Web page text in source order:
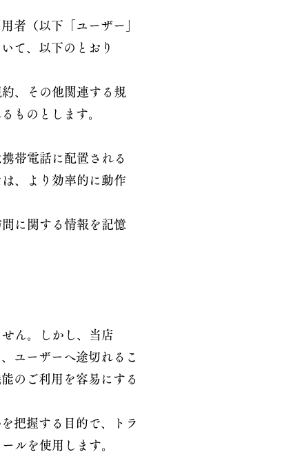
者（以下「ユーザー」
て、以下のとおり
、その他関連する規
ものとします。
帯電話に配置される
、より効率的に動作
に関する情報を記憶
ん。しかし、当店
ユーザーへ途切れるこ
のご利用を容易にする
把握する目的で、トラ
ルを使用します。